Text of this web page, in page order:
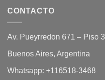
CONTACTO
Av. Pueyrredon 671 – Piso 3
Buenos Aires, Argentina
Whatsapp: +116518-3468